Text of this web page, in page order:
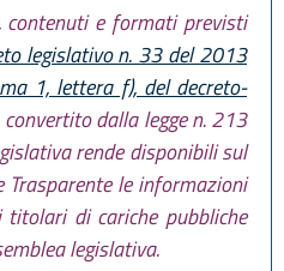
contenuti e formati previsti
legislativo n. 33 del 2013
1, lettera f), del decreto-
convertito dalla legge n. 213
rende disponibili sul
le informazioni
di cariche pubbliche
legislativa.